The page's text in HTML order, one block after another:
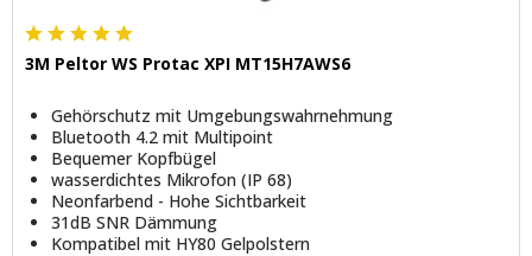
3M Peltor WS Protac XPI MT15H7AWS6
Gehörschutz mit Umgebungswahrnehmung
Bluetooth 4.2 mit Multipoint
Bequemer Kopfbügel
wasserdichtes Mikrofon (IP 68)
Neonfarbend - Hohe Sichtbarkeit
31dB SNR Dämmung
Kompatibel mit HY80 Gelpolstern